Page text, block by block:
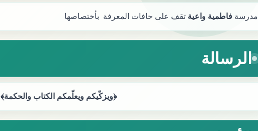
مدرسةفاطمية واعية تقف على حافات المعرفة بأختصاصها
الرسالة
﴿ويزكّيكم ويعلّمكم الكتاب والحكمة﴾